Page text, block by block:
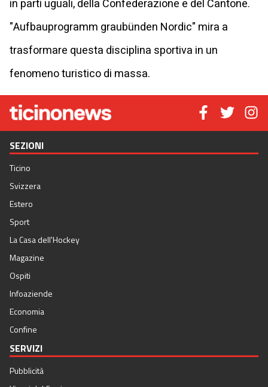
in parti uguali, della Confederazione e del Cantone.
"Aufbauprogramm graubünden Nordic" mira a
trasformare questa disciplina sportiva in un
fenomeno turistico di massa.
SEZIONI
Ticino
Svizzera
Estero
Sport
La Casa dell'Hockey
Magazine
Ospiti
Infoaziende
Economia
Confine
SERVIZI
Pubblicità